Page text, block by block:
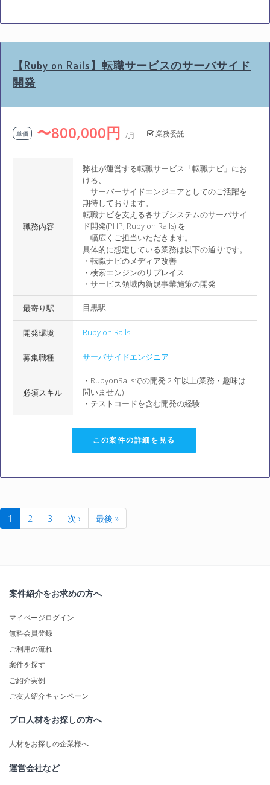
【Ruby on Rails】転職サービスのサーバサイド
開発
単価 〜800,000円 /月 業務委託
職務内容
弊社が運営する転職サービス「転職ナビ」にお
ける、
サーバーサイドエンジニアとしてのご活躍を
期待しております。
転職ナビを支える各サブシステムのサーバサイ
ド開発(PHP, Ruby on Rails) を
幅広くご担当いただきます。
具体的に想定している業務は以下の通りです。
・転職ナビのメディア改善
・検索エンジンのリプレイス
・サービス領域内新規事業施策の開発
最寄り駅 目黒駅
開発環境 Ruby on Rails
募集職種 サーバサイドエンジニア
必須スキル
・RubyonRailsでの開発 2 年以上(業務・趣味は
問いません)
・テストコードを含む開発の経験
この案件の詳細を見る
1 2 3 次 › 最後 »
案件紹介をお求めの方へ
マイページログイン
無料会員登録
ご利用の流れ
案件を探す
ご紹介実例
ご友人紹介キャンペーン
プロ人材をお探しの方へ
人材をお探しの企業様へ
運営会社など